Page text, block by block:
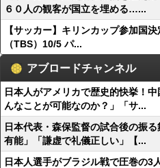
６０人の観客が国立を埋める…...
【サッカー】キリンカップ参加国
（TBS）10/5 パ...
アブロードチャンネル
日本人がアメリカで歴史的快挙！
んなことが可能なのか？」「サ...
日本代表・森保監督の試合後の振
有能」「謙虚で礼儀正しい」【...
日本人選手がブラジル戦で圧巻の3